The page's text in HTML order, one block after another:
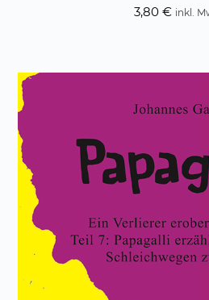
3,80 € inkl.